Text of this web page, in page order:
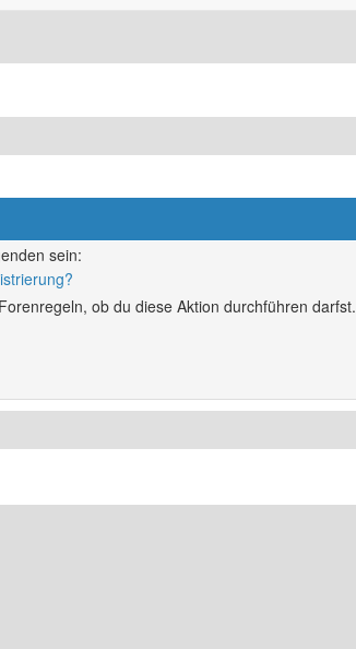
sein:
ob du diese Aktion durchführen darfst.